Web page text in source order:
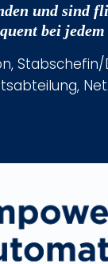
und sind
bei